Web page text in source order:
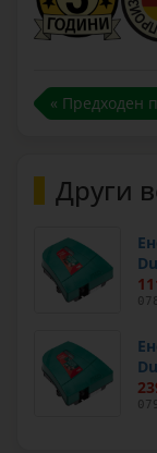
« Предходен
Други